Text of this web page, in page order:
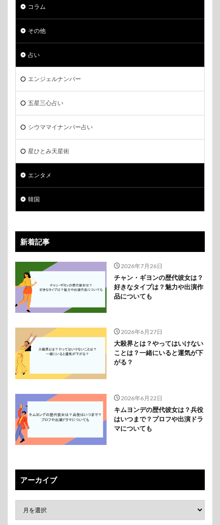
コラム
その他
占い
エンジェルナンバー
五星三心占い
シウママイナンバー占い
星ひとみ天星術
エンタメ
韓国
新着記事
2026年7月26日
チャン・ギヨンの歴代彼女は？
好きなタイプは？魅力や出演作
品についても
2026年6月27日
大殺界とは？やってはいけない
ことは？一緒にいると運気が下
がる？
2026年6月22日
キムヨンデの歴代彼女は？兵役
はいつまで？プロフや出演ドラ
マについても
アーカイブ